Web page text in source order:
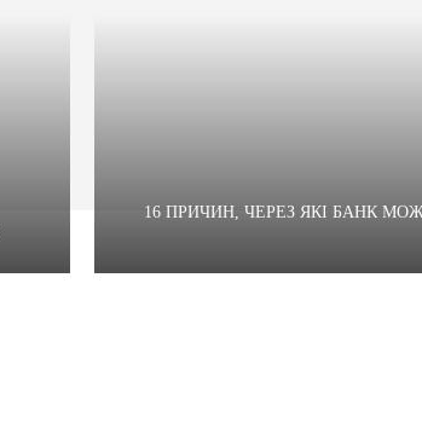
16 ПРИЧИН, ЧЕРЕЗ ЯКІ БАНК